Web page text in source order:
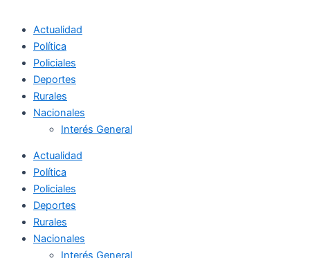
Actualidad
Política
Policiales
Deportes
Rurales
Nacionales
Interés General
Actualidad
Política
Policiales
Deportes
Rurales
Nacionales
Interés General